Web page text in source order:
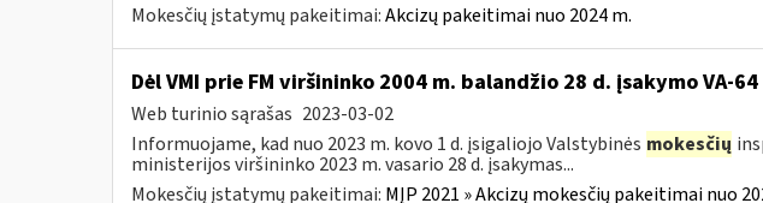
Mokesčių įstatymų pakeitimai:Akcizų pakeitimai nuo 2024 m.
Dėl VMI prie FM viršininko 2004 m. balandžio 28 d. įsakymo VA-
Web turinio sąrašas 2023-03-02
Informuojame, kad nuo 2023 m. kovo 1 d. įsigaliojo Valstybinės mokesčių
ministerijos viršininko 2023 m. vasario 28 d. įsakymas...
Mokesčių įstatymų pakeitimai: MĮP 2021 » Akcizų mokesčių pakeitimai nuo